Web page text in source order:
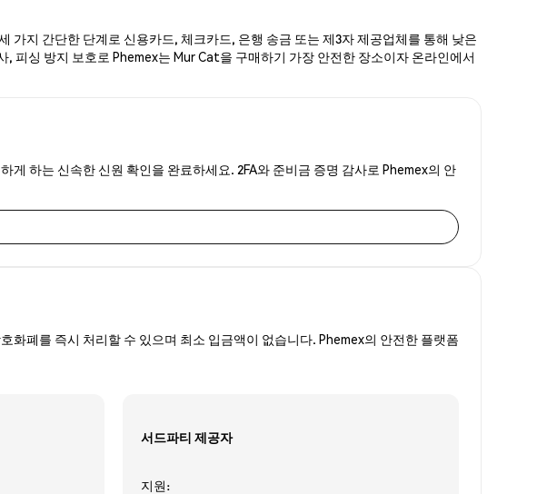
지 간단한 단계로 신용카드, 체크카드, 은행 송금 또는 제3자 제공업체를 통해 낮은
피싱 방지 보호로 Phemex는 Mur Cat을 구매하기 가장 안전한 장소이자 온라인에서
하는 신속한 신원 확인을 완료하세요. 2FA와 준비금 증명 감사로 Phemex의 안
폐를 즉시 처리할 수 있으며 최소 입금액이 없습니다. Phemex의 안전한 플랫폼
서드파티 제공자
지원: